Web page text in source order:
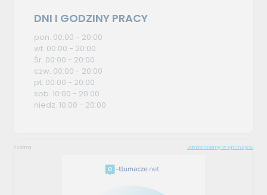
DNI I GODZINY PRACY
pon. 00:00 - 20:00
wt. 00:00 - 20:00
Śr. 00:00 - 20:00
czw. 00:00 - 20:00
pt. 00:00 - 20:00
sob. 10:00 - 20:00
niedz. 10:00 - 20:00
Reklama Zamów reklamę w tym miejscu